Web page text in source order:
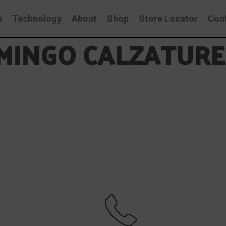
Technology About Shop Store Locator
CALZATURE